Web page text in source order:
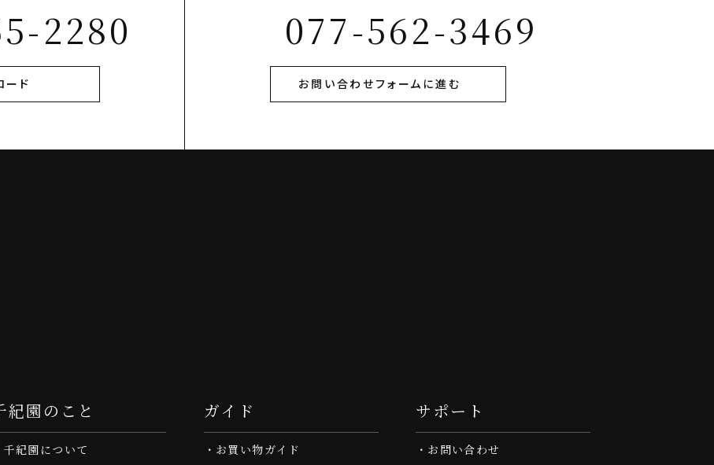
2280
ード
077-562-3469
お問い合わせフォームに進む
紀園のこと
千紀園について
ガイド
お買い物ガイド
サポート
お問い合わせ